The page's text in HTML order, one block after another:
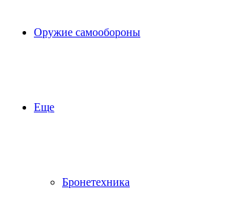
Оружие самообороны
Еще
Бронетехника